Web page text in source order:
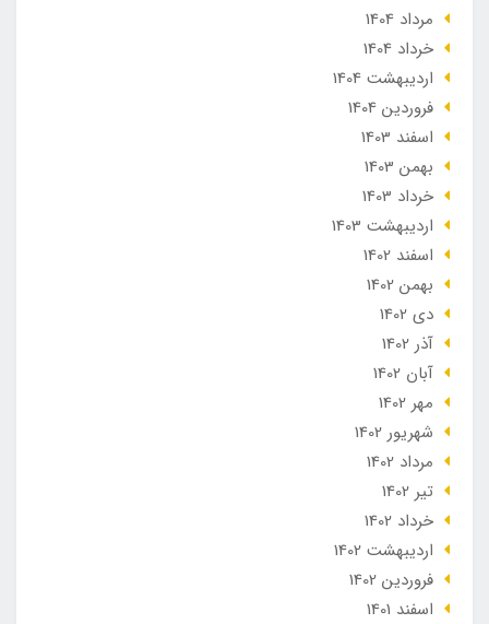
مرداد 1404
خرداد 1404
ارديبهشت 1404
فروردین 1404
اسفند 1403
بهمن 1403
خرداد 1403
ارديبهشت 1403
اسفند 1402
بهمن 1402
دی 1402
آذر 1402
آبان 1402
مهر 1402
شهریور 1402
مرداد 1402
تير 1402
خرداد 1402
ارديبهشت 1402
فروردین 1402
اسفند 1401